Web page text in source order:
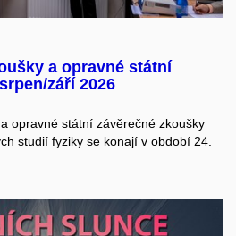
a opravné státní
září 2026
opravné státní závěrečné zkoušky
studií fyziky se konají v období 24.